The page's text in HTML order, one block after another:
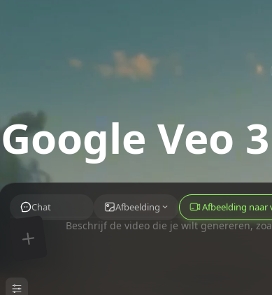
Google Veo
Chat Afbeelding Afbeelding naar